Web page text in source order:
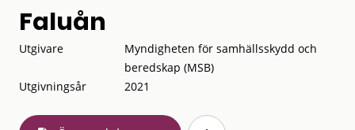
Faluån
Utgivare
Myndigheten för samhällsskydd och
beredskap (MSB)
Utgivningsår
2021